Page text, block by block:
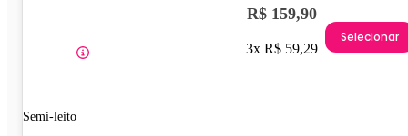
Semi-leito
R$ 159,90
3x R$ 59,29
Selecionar